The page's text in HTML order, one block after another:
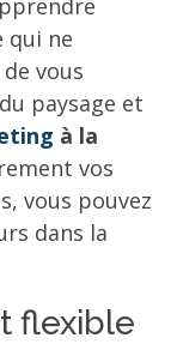
qui ne
vous
paysage et
à la
vos
vous pouvez
dans la
flexible